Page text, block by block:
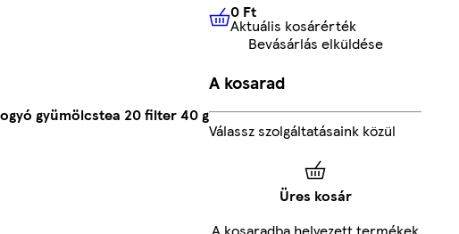
gyümölcstea 20 filter 40 g
0 FtAktuális kosárérték
0 Ft
Aktuális kosárérték
Bevásárlás elküldése
A kosarad
Válassz szolgáltatásaink közül
Üres kosár
A kosaradba helyezett termékek